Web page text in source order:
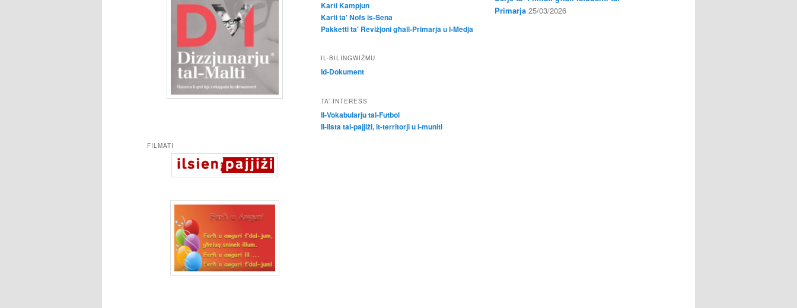
FILMATI
Karti Kampjun
Karti ta' Nofs is-Sena
Pakketti ta' Reviżjoni għall-Primarja u l-Medja
IL-BILINGWIŻMU
Id-Dokument
TA’ INTERESS
Il-Vokabularju tal-Futbol
Il-lista tal-pajjiżi, it-territorji u l-muniti
Primarja 25/03/2026